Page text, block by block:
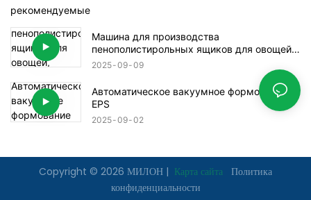
рекомендуемые
Машина для производства
пенополистирольных ящиков для овощей,
фруктов и рыбы
2025 09 09
Автоматическое вакуумное формование
EPS
2025 09 02
Copyright © 2026 МИЛОН | Карта сайта Политика
конфиденциальности